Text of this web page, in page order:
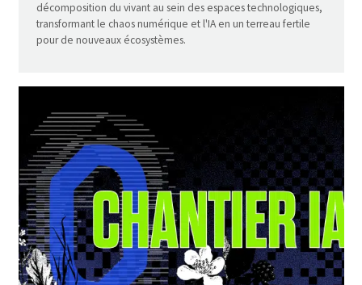
décomposition du vivant au sein des espaces technologiques,
transformant le chaos numérique et l'IA en un terreau fertile
pour de nouveaux écosystèmes.